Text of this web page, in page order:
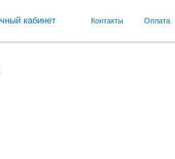
кабинет Контакты Оплата